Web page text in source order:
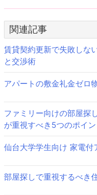
き
ビ
ゲ
ー
シ
ョ
ン
関連記事
賃貸契約更新で失敗しな
と交渉術
アパートの敷金礼金ゼロ
ファミリー向けの部屋探
が重視すべき5つのポイン
仙台大学学生向け 家電付
部屋探しで重視するべき